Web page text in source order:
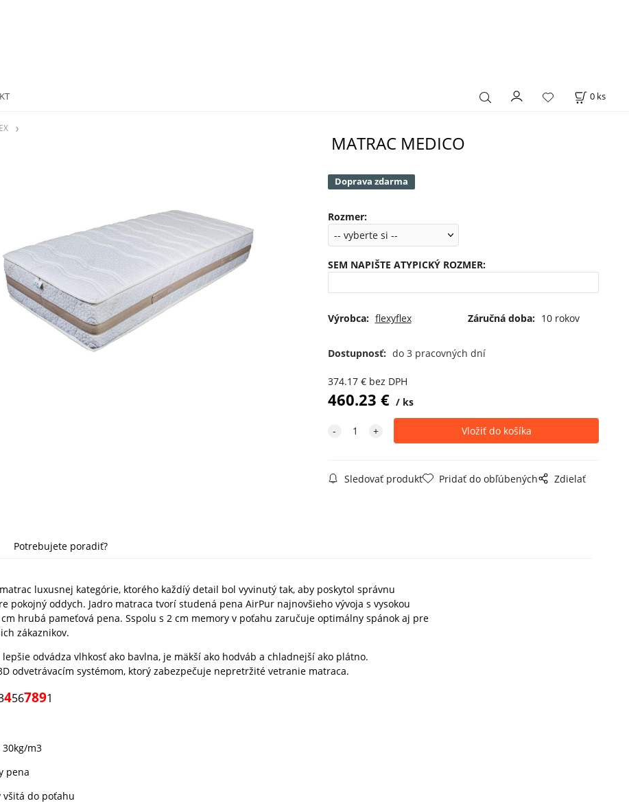
0 ks
MATRAC MEDICO
Doprava zdarma
Rozmer:
SEM NAPIŠTE ATYPICKÝ ROZMER:
Výrobca: flexyflex Záručná doba: 10 rokov
Dostupnosť: do 3 pracovných dní
374.17€ bez DPH
460.23 € ks
Sledovať produkt Pridať do obľúbených Zdielať
Potrebujete poradiť?
luxusnej kategórie, ktorého každíý detail bol vyvinutý tak, aby poskytol správnu
pokojný oddych. Jadro matraca tvorí studená pena AirPur najnovšieho vývoja s vysokou
hrubá pameťová pena. Sspolu s 2 cm memory v poťahu zaručuje optimálny spánok aj pre
zákaznikov.
lepšie odvádza vlhkosť ako bavlna, je mäkší ako hodváb a chladnejší ako plátno.
odvetrávacím systémom, ktorý zabezpečuje nepretržité vetranie matraca.
4567891
30kg/m3
pena
všitá do poťahu